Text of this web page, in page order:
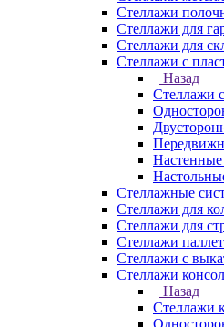
Стеллажи
Стеллажи для
Стеллажи для
Стеллажи с
Назад
Стеллажи
Настенные
Стеллажные
Стеллажи для
Стеллажи для
Стеллажи
Стеллажи с
Стеллажи
Назад
Стеллажи